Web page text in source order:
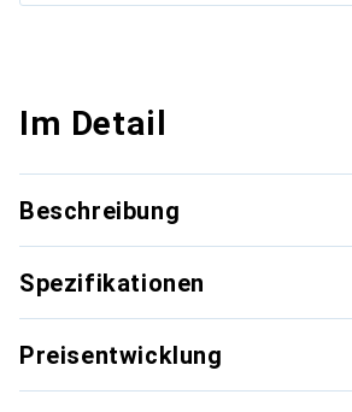
Im Detail
Beschreibung
Spezifikationen
Preisentwicklung